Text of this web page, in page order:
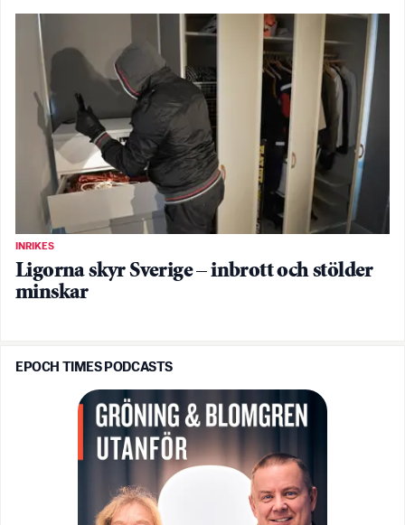
INRIKES
Ligorna skyr Sverige – inbrott och stölder
minskar
EPOCH TIMES PODCASTS